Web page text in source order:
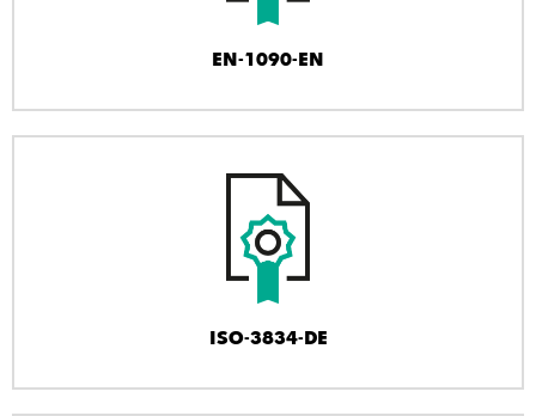
EN-1090-EN
ISO-3834-DE